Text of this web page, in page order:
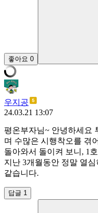
좋아요 0
우지공
24.03.21 13:07
평온부자님~ 안녕하세요
며 수많은 시행착오를 겪
돌아와서 돌이켜 보니, 1
지난 3개월동안 정말 열
같습니다.
답글 1